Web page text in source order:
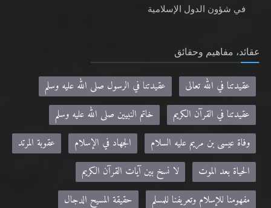
في شؤون الدول الإسلامية
عقائد، مفاهيم وحقائق
عقيدتنا في الله تعالى
عقيدتنا في الرسول صلى الله عليه وسلم
عقيدتنا في القرآن الكريم
خاتم النبيين صلى الله عليه وسلم
وفاة عيسى بن مريم عليه السلام
الجهاد في الإسلام
عقوبة المرتد
الحياة بعد الموت
لا نسخ بين آيات القرآن الكريم
مفهومنا للإسلام وتعريفنا للمسلم
حقيقة المسيح الدجال